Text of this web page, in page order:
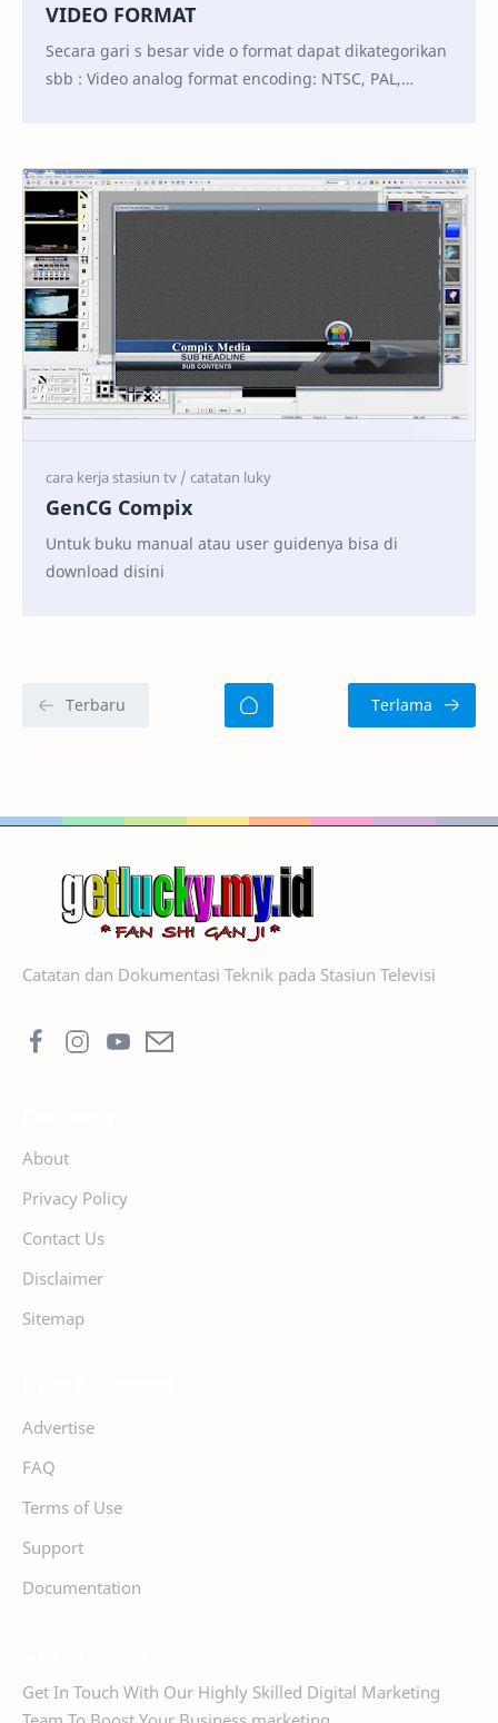
VIDEO FORMAT
Secara gari s besar vide o format dapat dikategorikan
sbb : Video analog format encoding: NTSC, PAL,
GenCG Compix
Untuk buku manual atau user guidenya bisa di
download disini
Catatan dan Dokumentasi Teknik pada Stasiun Televisi
About
Privacy Policy
Contact Us
Disclaimer
Sitemap
Advertise
FAQ
Terms of Use
Support
Documentation
Get In Touch With Our Highly Skilled Digital Marketing